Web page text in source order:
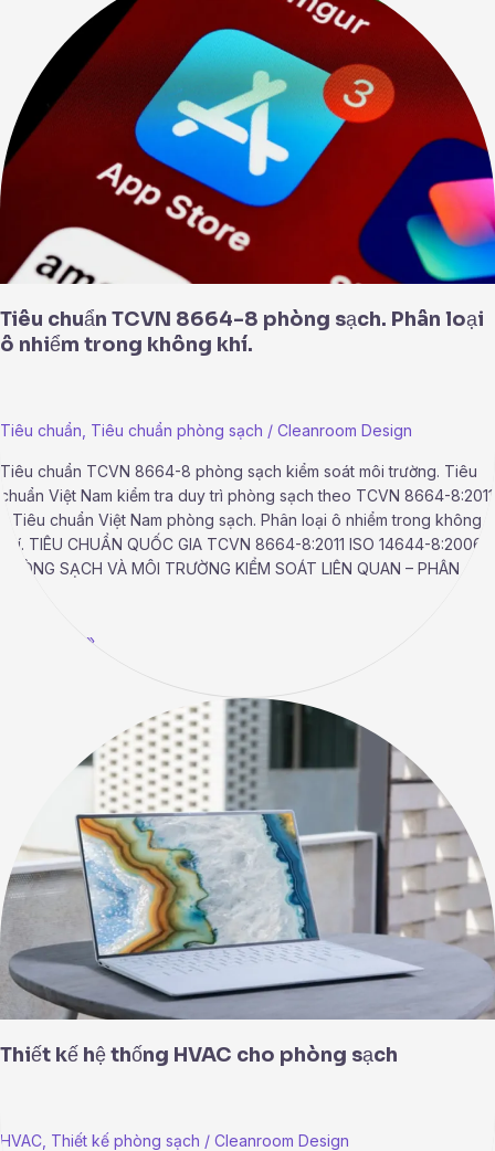
Tiêu chuẩn TCVN 8664-8 phòng sạch. Phân loại
ô nhiểm trong không khí.
Tiêu chuẩn Tiêu chuẩn phòng sạch / Cleanroom Design
Tiêu chuẩn TCVN 8664-8 phòng sạch kiểm soát môi trường. Tiêu
chuẩn Việt Nam kiểm tra duy trì phòng sạch theo TCVN 8664-8:2011
– Tiêu chuẩn Việt Nam phòng sạch. Phân loại ô nhiểm trong không
khí. TIÊU CHUẨN QUỐC GIA TCVN 8664-8:2011 ISO 14644-8:2006
PHÒNG SẠCH VÀ MÔI TRƯỜNG KIỂM SOÁT LIÊN QUAN – PHÂN
phòng
sạch.
Phân
loại
ô
trong
không
khí.
Read More »
Thiết kế hệ thống HVAC cho phòng sạch
HVAC Thiết kế phòng sạch / Cleanroom Design
phòng
sạch